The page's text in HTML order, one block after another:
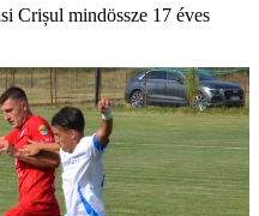
Crișul mindössze 17 éves